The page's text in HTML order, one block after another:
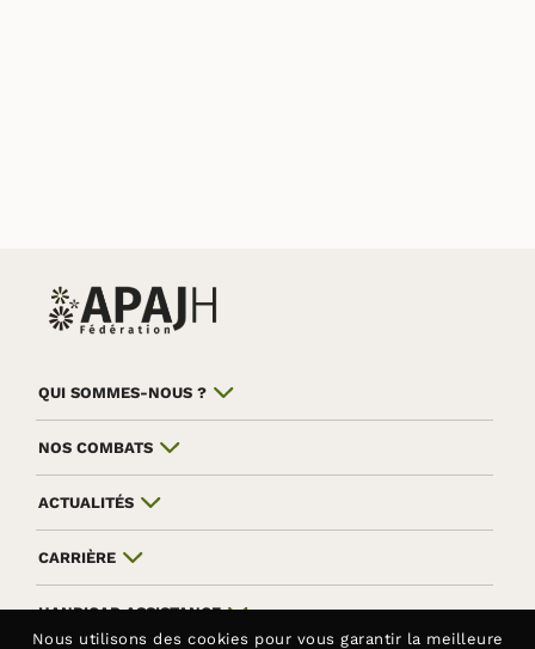
QUI SOMMES-NOUS ?
NOS COMBATS
ACTUALITÉS
CARRIÈRE
HANDICAP ASSISTANCE
Nous utilisons des cookies pour vous garantir la meilleure